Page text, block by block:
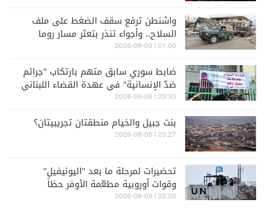
واشنطن ترفع سقف الضغط على ملف
السلاح.. وأجواء تنذر بتعثر مسار روما
01:00 | 2026-08-09
ضابط سوري سابق متهم بارتكاب "جرائم
ضدّ الإنسانية" في عهدة القضاء اللبناني
23:33 | 2026-08-08
بنت جبيل والخيام منطقتان تجريبيتان؟
23:27 | 2026-08-08
تحضيرات لمرحلة ما بعد "اليونيفيل"
وقوات أوروبية مطعّمة الأوفر حظاً
23:20 | 2026-08-08